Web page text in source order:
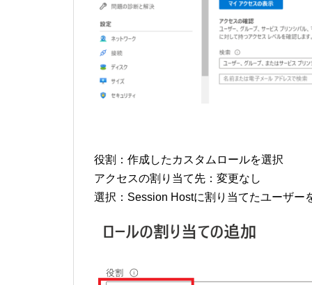
役割：作成したカスタムロールを選択
アクセスの割り当て先：変更なし
選択：Session Hostに割り当てたユーザー